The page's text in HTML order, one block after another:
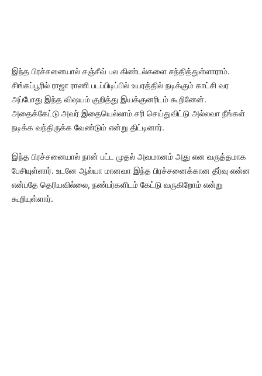
இந்த பிரச்சனையால் சஞ்சீவ் பல கிண்டல்களை சந்தித்துள்ளாராம்.
சிங்கப்பூரில் ராஜா ராணி படப்பிடிப்பில் உயரத்தில் நடிக்கும் காட்சி வர
அப்போது இந்த விஷயம் குறித்து இயக்குனரிடம் கூறினேன்.
அதைக்கேட்டு அவர் இதையெல்லாம் சரி செய்துவிட்டு அல்லவா நீங்கள்
நடிக்க வந்திருக்க வேண்டும் என்று திட்டினார்.
இந்த பிரச்சனையால் நான் பட்ட முதல் அவமானம் அது என வருத்தமாக
பேசியுள்ளார். உடனே ஆல்யா மானவா இந்த பிரச்சனைக்கான தீர்வு என்ன
என்பதே தெரியவில்லை, நண்பர்களிடம் கேட்டு வருகிறோம் என்று
கூறியுள்ளார்.